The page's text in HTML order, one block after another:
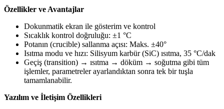
Özellikler ve Avantajlar
Dokunmatik ekran ile gösterim ve kontrol
Sıcaklık kontrol doğruluğu: ±1 °C
Potanın (crucible) sallanma açısı: Maks. ±40°
Isıtma modu ve hızı: Silisyum karbür (SiC) ısıtma, 35 °C/dak
Geçiş (transition) → ısıtma → döküm → soğutma gibi tüm
işlemler, parametreler ayarlandıktan sonra tek bir tuşla
tamamlanabilir.
Yazılım ve İletişim Özellikleri